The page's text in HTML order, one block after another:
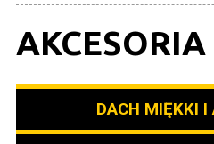
AKCESORIA
DACH MIĘKKI I